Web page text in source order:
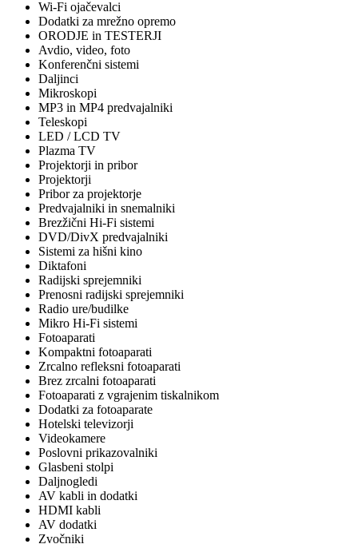
Wi-Fi ojačevalci
Dodatki za mrežno opremo
ORODJE in TESTERJI
Avdio, video, foto
Konferenčni sistemi
Daljinci
Mikroskopi
MP3 in MP4 predvajalniki
Teleskopi
LED / LCD TV
Plazma TV
Projektorji in pribor
Projektorji
Pribor za projektorje
Predvajalniki in snemalniki
Brezžični Hi-Fi sistemi
DVD/DivX predvajalniki
Sistemi za hišni kino
Diktafoni
Radijski sprejemniki
Prenosni radijski sprejemniki
Radio ure/budilke
Mikro Hi-Fi sistemi
Fotoaparati
Kompaktni fotoaparati
Zrcalno refleksni fotoaparati
Brez zrcalni fotoaparati
Fotoaparati z vgrajenim tiskalnikom
Dodatki za fotoaparate
Hotelski televizorji
Videokamere
Poslovni prikazovalniki
Glasbeni stolpi
Daljnogledi
AV kabli in dodatki
HDMI kabli
AV dodatki
Zvočniki